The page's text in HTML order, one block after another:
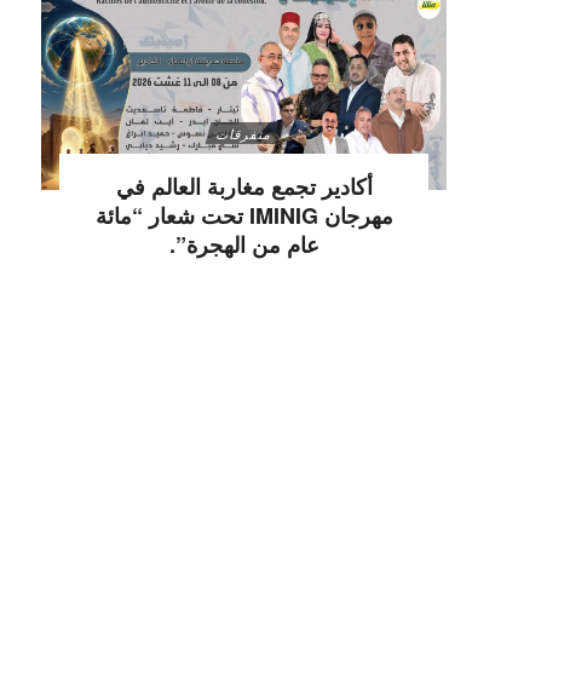
متفرقات
أكادير تجمع مغاربة العالم في
مهرجان IMINIG تحت شعار “مائة
عام من الهجرة”.